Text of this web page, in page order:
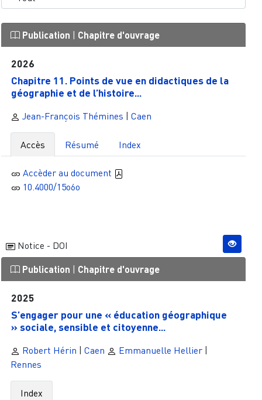
Publication | Chapitre d'ouvrage
2026
Chapitre 11. Points de vue en didactiques de la
géographie et de l’histoire...
Jean-François Thémines Caen
Accès Résumé Index
Accèder au document
10.4000/15o6o
Notice - DOI
Publication | Chapitre d'ouvrage
2025
S’engager pour une « éducation géographique
» sociale, sensible et citoyenne...
Robert Hérin Caen Emmanuelle Hellier|
Rennes
Index